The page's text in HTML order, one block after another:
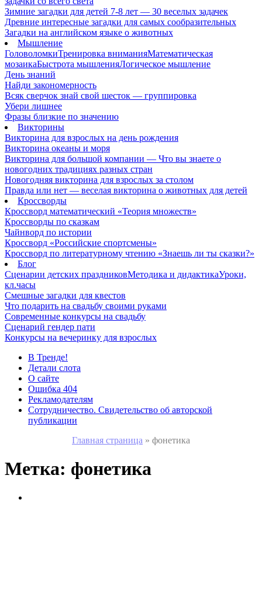
Зимние загадки для детей 7-8 лет — 30 веселых задачек
Древние интересные загадки для самых сообразительных
Загадки на английском языке о животных
Мышление
ГоловоломкиТренировка вниманияМатематическая
мозаикаБыстрота мышленияЛогическое мышление
День знаний
Найди закономерность
Всяк сверчок знай свой шесток — группировка
Убери лишнее
Фразы близкие по значению
Викторины
Викторина для взрослых на день рождения
Викторина океаны и моря
Викторина для большой компании — Что вы знаете о
новогодних традициях разных стран
Новогодняя викторина для взрослых за столом
Правда или нет — веселая викторина о животных для детей
Кроссворды
Кроссворд математический «Теория множеств»
Кроссворды по сказкам
Чайнворд по истории
Кроссворд «Российские спортсмены»
Кроссворд по литературному чтению «Знаешь ли ты сказки?»
Блог
Сценарии детских праздниковМетодика и дидактикаУроки,
кл.часы
Смешные загадки для квестов
Что подарить на свадьбу своими руками
Современные конкурсы на свадьбу
Сценарий гендер пати
Конкурсы на вечеринку для взрослых
В Тренде!
Детали слота
О сайте
Ошибка 404
Рекламодателям
Сотрудничество. Свидетельство об авторской
публикации
Главная страница » фонетика
Метка: фонетика